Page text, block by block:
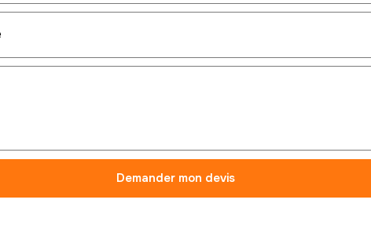
Demander mon devis